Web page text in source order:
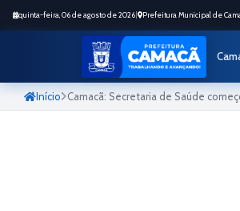
quinta-feira, 06 de agosto de 2026 Prefeitura Municipal de
Início Camacã: Secretaria de Saúde